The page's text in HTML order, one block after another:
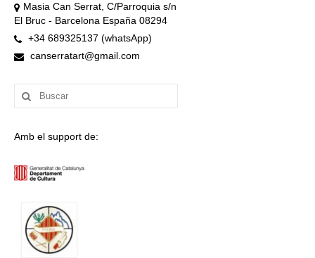
Masia Can Serrat, C/Parroquia s/n
El Bruc - Barcelona España 08294
+34 689325137 (whatsApp)
canserratart@gmail.com
Buscar
por:
Amb el support de: